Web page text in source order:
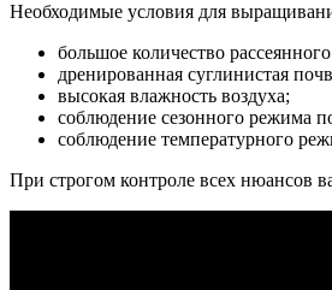
Необходимые условия для
большое количество рассеянного
дренированная суглинистая
высокая влажность воздуха;
соблюдение сезонного режима
соблюдение температурного
При строгом контроле всех нюансов